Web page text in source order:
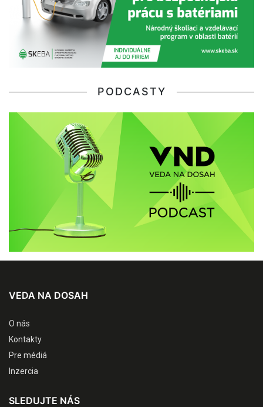
PODCASTY
VEDA NA DOSAH
O nás
Kontakty
Pre médiá
Inzercia
SLEDUJTE NÁS